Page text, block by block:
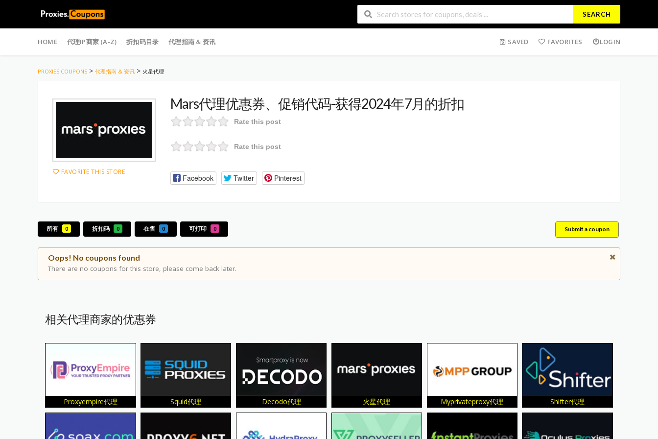
SEARCH
to
HOME 代理IP商家 (A-Z) 折扣码目录 代理指南 & 资讯 SAVED FAVORITES LOGIN
PROXIES COUPONS > 代理指南 & 资讯 > 火星代理
FAVORITE THIS STORE
Mars代理优惠券、促销代码-获得2024年7月的折扣
Rate this post
Rate this post
Facebook Twitter Pinterest
所有 0 折扣码 0 在售 0 可打印 0 Submit a coupon
Oops! No coupons found
There are no coupons for this store, please come back later.
相关代理商家的优惠券
Proxyempire代理 Squid代理 Decodo代理 火星代理 Myprivateproxy代理 Shifter代理